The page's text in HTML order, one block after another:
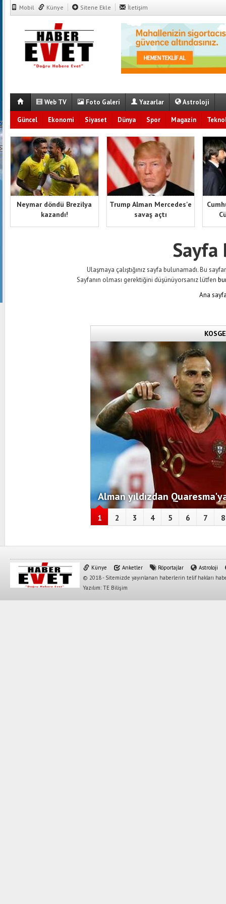
Mobil Künye Sitene Ekle İletişim
Web TV Foto Galeri Yazarlar Astroloji
Güncel Ekonomi Siyaset Dünya Spor Magazin
Neymar döndü Brezilya
kazandı!
Trump Alman Mercedes'e
savaş açtı
Sayfa
Ulaşmaya çalıştığınız sayfa bulunamadı. Bu
Sayfanın olması gerektiğini düşünüyorsanız lütfen
Ana
1 2 3 4 5 6 7 8
Alman yıldızdan
Künye Anketler Röportajlar
Astroloji
© 2018 - Sitemizde yayınlanan haberlerin telif hakları
Yazılım: TE Bilişim